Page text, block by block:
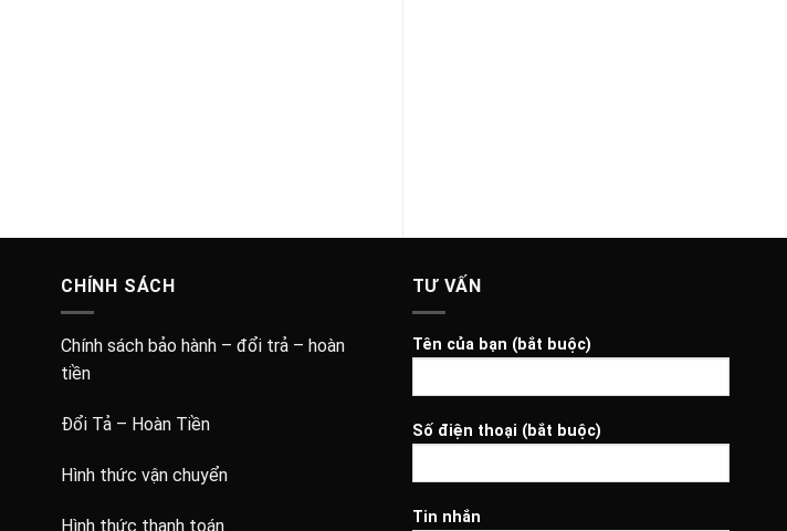
CHÍNH SÁCH
Chính sách bảo hành – đổi trả – hoàn
tiền
Đổi Tả – Hoàn Tiền
Hình thức vận chuyển
Hình thức thanh toán
TƯ VẤN
Tên của bạn (bắt buộc)
Số điện thoại (bắt buộc)
Tin nhắn